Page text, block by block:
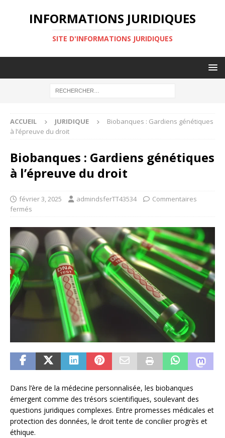
INFORMATIONS JURIDIQUES
SITE D'INFORMATIONS JURIDIQUES
ACCUEIL JURIDIQUE
Biobanques : Gardiens génétiques
à l’épreuve du droit
Biobanques : Gardiens génétiques
à l’épreuve du droit
février 3, 2025 admindsferTT43534
Commentaires
fermés
Dans l’ère de la médecine personnalisée, les biobanques
émergent comme des trésors scientifiques, soulevant des
questions juridiques complexes. Entre promesses médicales et
protection des données, le droit tente de concilier progrès et
éthique.